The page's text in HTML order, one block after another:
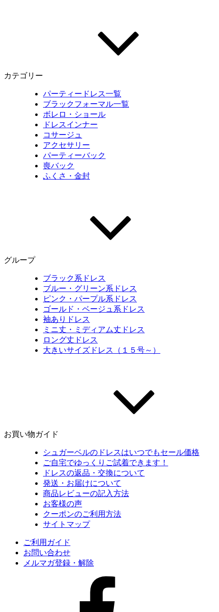
カテゴリー
パーティードレス一覧
ブラックフォーマル一覧
ボレロ・ショール
ドレスインナー
コサージュ
アクセサリー
パーティーバック
喪バック
ふくさ・金封
グループ
ブラック系ドレス
ブルー・グリーン系ドレス
ピンク・パープル系ドレス
ゴールド・ベージュ系ドレス
袖ありドレス
ミニ丈・ミディアム丈ドレス
ロング丈ドレス
大きいサイズドレス（１５号～）
お買い物ガイド
シュガーベルのドレスはいつでもセール価格
ご自宅でゆっくりご試着できます！
ドレスの返品・交換について
発送・お届けについて
商品レビューの記入方法
お客様の声
クーポンのご利用方法
サイトマップ
ご利用ガイド
お問い合わせ
メルマガ登録・解除